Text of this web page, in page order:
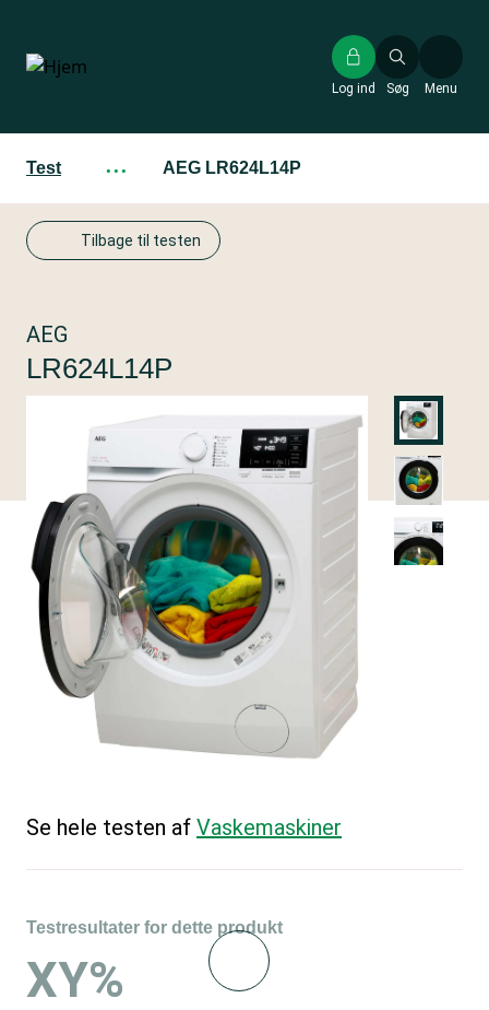
hovedindhold
Søg
Log ind Menu
Test ··· AEG LR624L14P
Tilbage til testen
AEG
LR624L14P
Se hele testen af Vaskemaskiner
Testresultater for dette produkt
XY%